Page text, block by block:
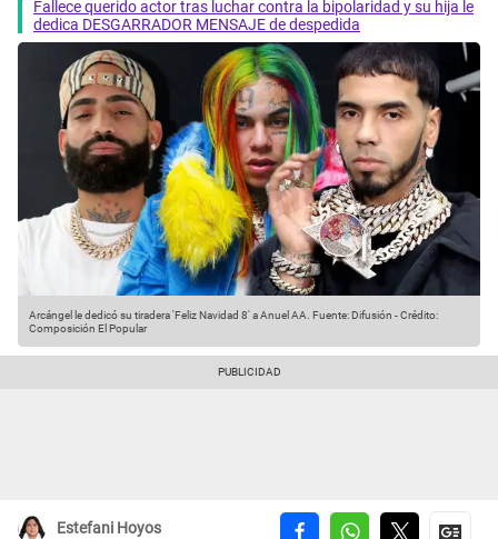
Fallece querido actor tras luchar contra la bipolaridad y su hija le
dedica DESGARRADOR MENSAJE de despedida
Arcángel le dedicó su tiradera 'Feliz Navidad 8' a Anuel AA. Fuente: Difusión -Crédito:
Composición El Popular
Estefani Hoyos